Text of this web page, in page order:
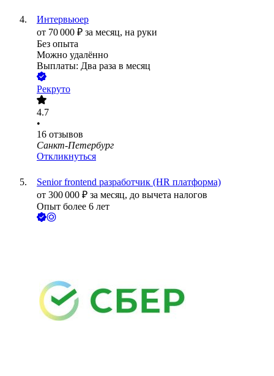
Интервьюер
от 70 000 ₽ за месяц, на руки
Без опыта
Можно удалённо
Выплаты: Два раза в месяц
Рекруто
4.7
•
16 отзывов
Санкт-Петербург
Откликнуться
Senior frontend разработчик (HR платформа)
от 300 000 ₽ за месяц, до вычета налогов
Опыт более 6 лет